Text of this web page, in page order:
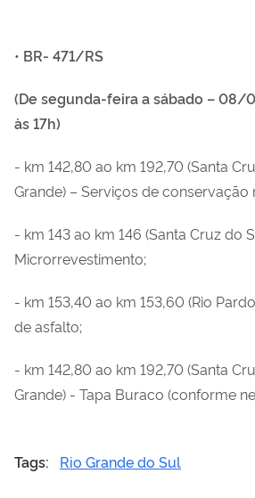
• BR- 471/RS
(De segunda-feira a sábado – 08/
às 17h)
- km 142,80 ao km 192,70 (Santa
Grande) – Serviços de conservação
- km 143 ao km 146 (Santa Cruz do
Microrrevestimento;
- km 153,40 ao km 153,60 (Rio
de asfalto;
- km 142,80 ao km 192,70 (Santa
Grande) - Tapa Buraco (conforme
Tags: Rio Grande do Sul